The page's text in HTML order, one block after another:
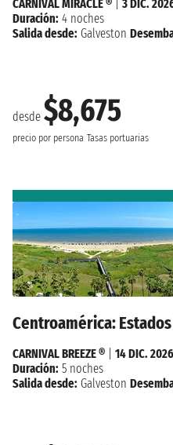
desde $8,675
precio por persona Tasas portuarias
CARNIVAL MIRACLE ®
3 DIC.
Duración: 4 noches
Salida desde: Galveston
Centroamérica:
CARNIVAL BREEZE ®
14 DIC. 2026
Duración: 5 noches
Salida desde: Galveston